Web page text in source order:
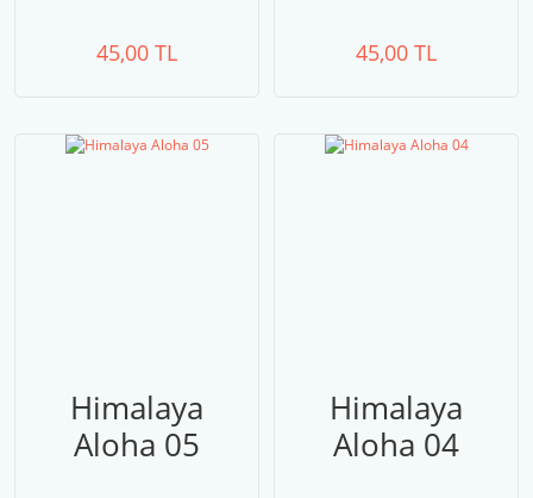
45,00 TL 45,00 TL
Himalaya
Aloha 05
Himalaya
Aloha 04